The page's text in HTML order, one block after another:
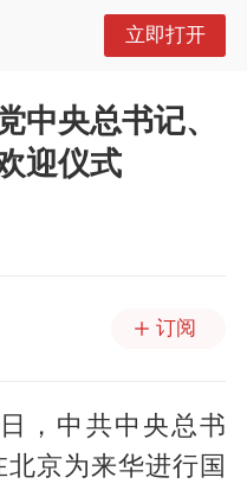
立即打开
中央总书记、
迎仪式
订阅
，中共中央总书
京为来华进行国